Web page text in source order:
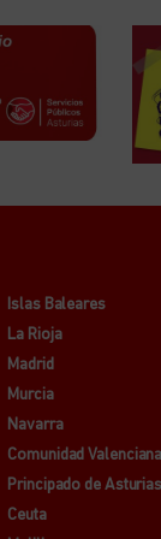
Islas Baleares
La Rioja
Madrid
Murcia
Navarra
Comunidad
Principado de
Ceuta